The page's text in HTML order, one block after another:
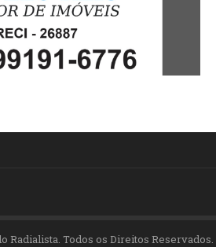
Radialista. Todos os Direitos Reservados.